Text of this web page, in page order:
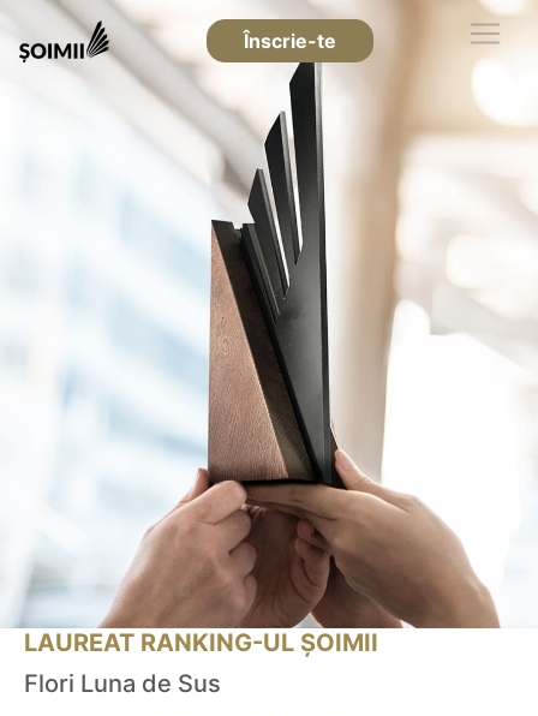
Înscrie-te
LAUREAT RANKING-UL ȘOIMII
Flori Luna de Sus